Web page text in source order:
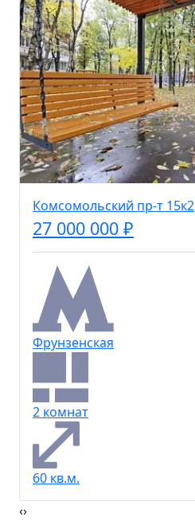
Комсомольский пр-т 15к2
27 000 000 ₽
Фрунзенская
2 комнат
60 кв.м.
‹›